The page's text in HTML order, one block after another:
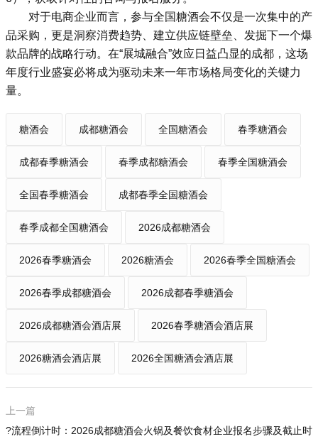
对于电商企业而言，参与全国糖酒会不仅是一次集中的产
品采购，更是洞察消费趋势、建立供应链壁垒、发掘下一个爆
款品牌的战略行动。在“展城融合”效应日益凸显的成都，这场
年度行业盛宴必将成为驱动未来一年市场格局变化的关键力
量。
糖酒会 成都糖酒会 全国糖酒会 春季糖酒会
成都春季糖酒会 春季成都糖酒会 春季全国糖酒会
全国春季糖酒会 成都春季全国糖酒会
春季成都全国糖酒会 2026成都糖酒会
2026春季糖酒会 2026糖酒会 2026春季全国糖酒会
2026春季成都糖酒会 2026成都春季糖酒会
2026成都糖酒会酒店展 2026春季糖酒会酒店展
2026糖酒会酒店展 2026全国糖酒会酒店展
上一篇
?流程倒计时：2026成都糖酒会火锅及餐饮食材企业报名步骤及截止时